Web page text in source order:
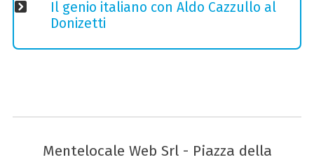
Il genio italiano con Aldo Cazzullo al
Donizetti
Mentelocale Web Srl - Piazza della